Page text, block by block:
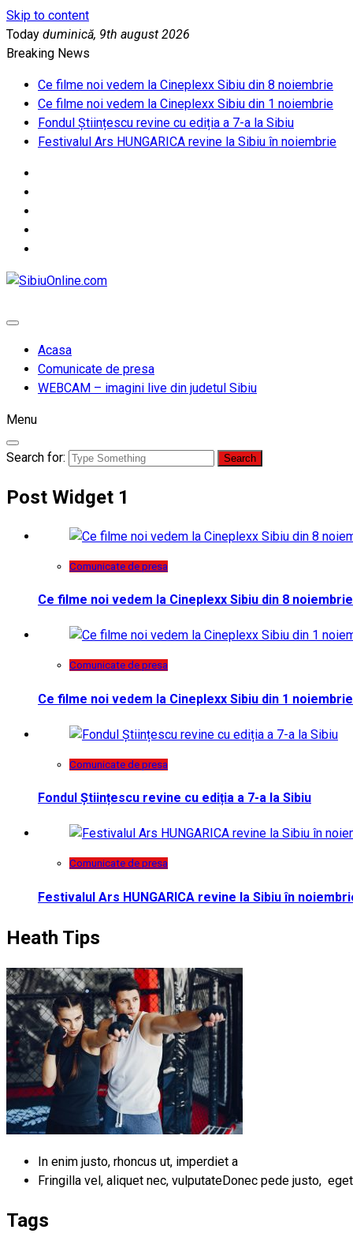
Skip to content
Today duminică, 9th august 2026
Breaking News
Ce filme noi vedem la Cineplexx Sibiu din 8 noiembrie
Ce filme noi vedem la Cineplexx Sibiu din 1 noiembrie
Fondul Științescu revine cu ediția a 7-a la Sibiu
Festivalul Ars HUNGARICA revine la Sibiu în noiembrie
Acasa
Comunicate de presa
WEBCAM – imagini live din judetul Sibiu
Menu
Search for:
Post Widget 1
Comunicate de presa
Ce filme noi vedem la Cineplexx Sibiu din 8 noiembrie
Comunicate de presa
Ce filme noi vedem la Cineplexx Sibiu din 1 noiembrie
Comunicate de presa
Fondul Științescu revine cu ediția a 7-a la Sibiu
Comunicate de presa
Festivalul Ars HUNGARICA revine la Sibiu în
Heath Tips
In enim justo, rhoncus ut, imperdiet a
Fringilla vel, aliquet nec, vulputateDonec pede justo,
Tags